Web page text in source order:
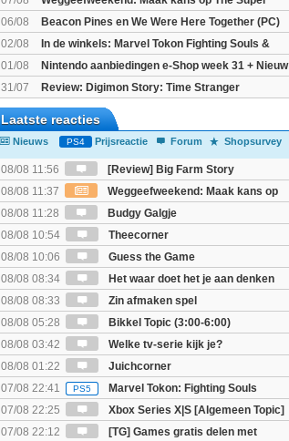
Mario Galaxy movie (2x)!
06/08
Beacon Pines en We Were Here Together (PC)
Gratis
02/08
In de winkels: Marvel Tokon Fighting Souls &
Beast of Reincarnation
01/08
Nintendo aanbiedingen e-Shop week 31 + Nieuw
voor Switch 2
31/07 Review: Digimon Story: Time Stranger
Laatste reacties
Nieuws PS4 Prijsreactie Forum Shopsurvey
08/08 11:56
[Review] Big Farm Story
(uitgespeeld op SteamDeck)
08/08 11:37
Weggeefweekend: Maak kans op
The Super Mario Galaxy movie (2x)!
08/08 11:28
Budgy Galgje
08/08 10:54
Theecorner
08/08 10:06
Guess the Game
08/08 08:34
Het waar doet het je aan denken
spel! (3 posts wachten!)
08/08 08:33
Zin afmaken spel
08/08 05:28
Bikkel Topic (3:00-6:00)
08/08 03:42
Welke tv-serie kijk je?
08/08 01:22
Juichcorner
07/08 22:41
PS5
Marvel Tokon: Fighting Souls
07/08 22:25
Xbox Series X|S [Algemeen Topic]
07/08 22:12
[TG] Games gratis delen met